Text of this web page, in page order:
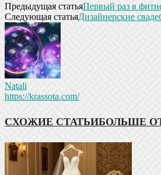
Предыдущая статьяПервый раз в
Следующая статьяДизайнерские
Natali
https://krassota.com/
СХОЖИЕ СТАТЬИБОЛЬШЕ